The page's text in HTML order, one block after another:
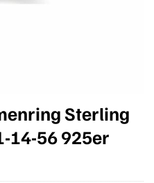
Sterling
14-56 925er